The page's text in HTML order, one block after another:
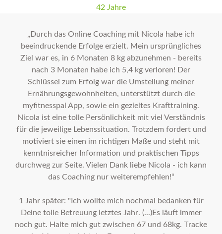
42 Jahre
„Durch das Online Coaching mit Nicola habe ich
beeindruckende Erfolge erzielt. Mein ursprüngliches
Ziel war es, in 6 Monaten 8 kg abzunehmen - bereits
nach 3 Monaten habe ich 5,4 kg verloren! Der
Schlüssel zum Erfolg war die Umstellung meiner
Ernährungsgewohnheiten, unterstützt durch die
myfitnesspal App, sowie ein gezieltes Krafttraining.
Nicola ist eine tolle Persönlichkeit mit viel Verständnis
für die jeweilige Lebenssituation. Trotzdem fordert und
motiviert sie einen im richtigen Maße und steht mit
kenntnisreicher Information und praktischen Tipps
durchweg zur Seite. Vielen Dank liebe Nicola - ich kann
das Coaching nur weiterempfehlen!“
1 Jahr später: "Ich wollte mich nochmal bedanken für
Deine tolle Betreuung letztes Jahr. (...)Es läuft immer
noch gut. Halte mich gut zwischen 67 und 68kg. Tracke